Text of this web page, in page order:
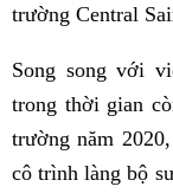
trường Central
Song song với
trong thời gian
trường năm
cô trình làng bộ